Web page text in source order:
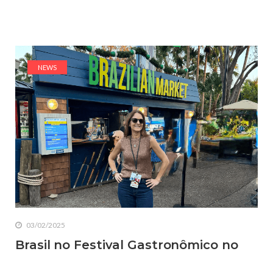
NEWS
03/02/2025
Brasil no Festival Gastronômico no